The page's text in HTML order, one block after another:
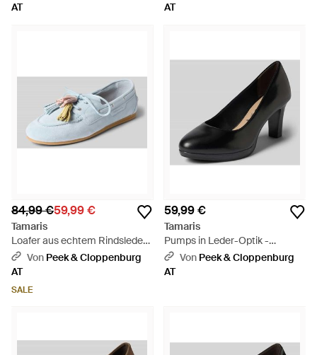
AT
AT
84,99 €59,99 €
Tamaris
Loafer aus echtem Rindsleder -
BlauVon Peek & Cloppenburg
AT
SALE
59,99 €
Tamaris
Pumps in Leder-Optik -
Schwarz
Von Peek & Cloppenburg
AT